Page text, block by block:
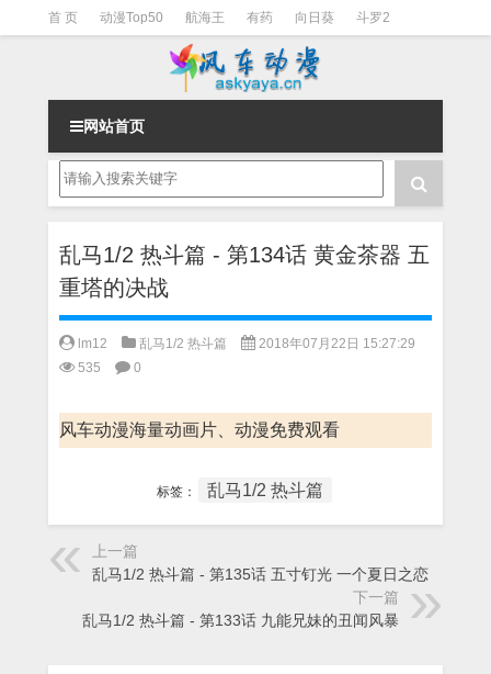
首 页 动漫Top50 航海王 有药 向日葵 斗罗2
一拳超人 柯南 阴阳师
网站首页
乱马1/2 热斗篇 - 第134话 黄金茶器 五
重塔的决战
lm12 乱马1/2 热斗篇
2018年07月22日 15:27:29
535
0
风车动漫海量动画片、动漫免费观看
标签： 乱马1/2 热斗篇
上一篇
乱马1/2 热斗篇 - 第135话 五寸钉光 一个夏日之恋
下一篇
乱马1/2 热斗篇 - 第133话 九能兄妹的丑闻风暴